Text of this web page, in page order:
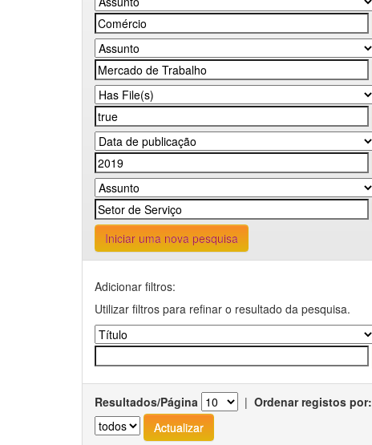
Iniciar uma nova pesquisa
Adicionar filtros:
Utilizar filtros para refinar o resultado da pesquisa.
Resultados/Página | Ordenar registos por: